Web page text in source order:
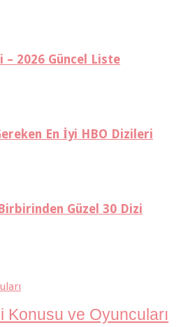
2026 Güncel Liste
En İyi HBO Dizileri
Güzel 30 Dizi
Konusu ve Oyuncuları